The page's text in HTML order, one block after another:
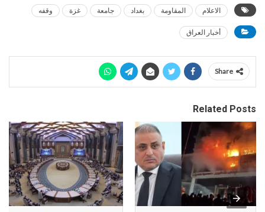
الاعلام المقاومة بغداد جامعة غزة وقفه
أخبار العراق
Share
Related Posts